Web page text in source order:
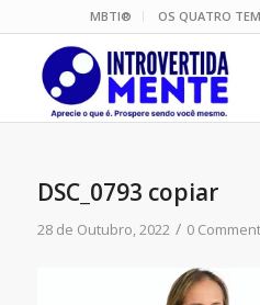
MBTI® OS QUATRO
DSC_0793 copiar
28 de Outubro, 2022 / 0